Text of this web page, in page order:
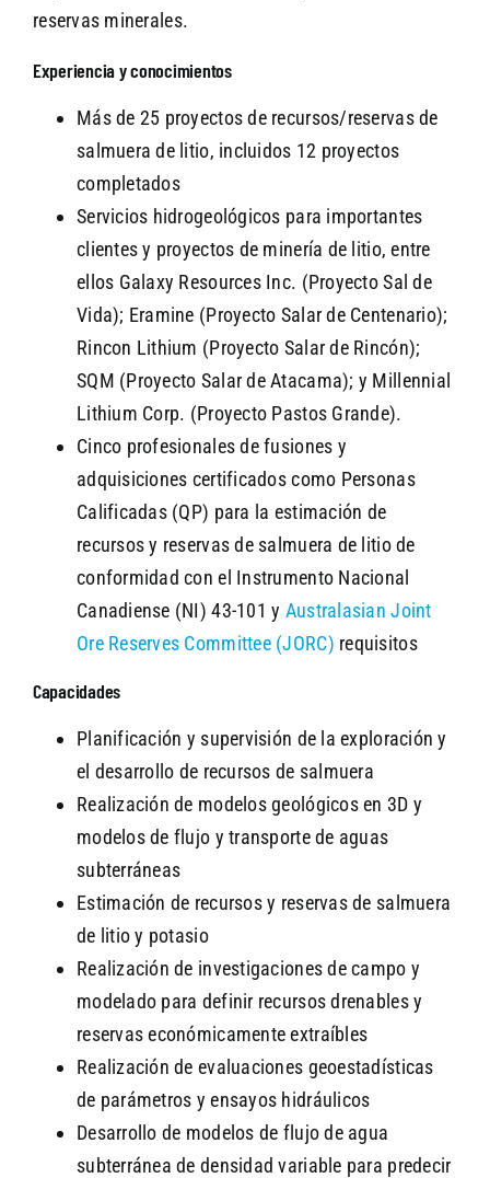
reservas minerales.
Experiencia y conocimientos
Más de 25 proyectos de recursos/reservas de
salmuera de litio, incluidos 12 proyectos
completados
Servicios hidrogeológicos para importantes
clientes y proyectos de minería de litio, entre
ellos Galaxy Resources Inc. (Proyecto Sal de
Vida); Eramine (Proyecto Salar de Centenario);
Rincon Lithium (Proyecto Salar de Rincón);
SQM (Proyecto Salar de Atacama); y Millennial
Lithium Corp. (Proyecto Pastos Grande).
Cinco profesionales de fusiones y
adquisiciones certificados como Personas
Calificadas (QP) para la estimación de
recursos y reservas de salmuera de litio de
conformidad con el Instrumento Nacional
Canadiense (NI) 43-101 y Australasian Joint
Ore Reserves Committee (JORC) requisitos
Capacidades
Planificación y supervisión de la exploración y
el desarrollo de recursos de salmuera
Realización de modelos geológicos en 3D y
modelos de flujo y transporte de aguas
subterráneas
Estimación de recursos y reservas de salmuera
de litio y potasio
Realización de investigaciones de campo y
modelado para definir recursos drenables y
reservas económicamente extraíbles
Realización de evaluaciones geoestadísticas
de parámetros y ensayos hidráulicos
Desarrollo de modelos de flujo de agua
subterránea de densidad variable para predecir